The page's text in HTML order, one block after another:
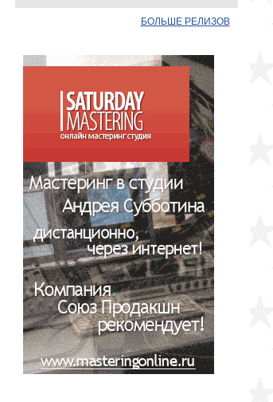
БОЛЬШЕ РЕЛИЗОВ